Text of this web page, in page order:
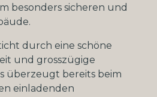
besonders sicheren und
durch eine schöne
und grosszügige
überzeugt bereits beim
einladenden